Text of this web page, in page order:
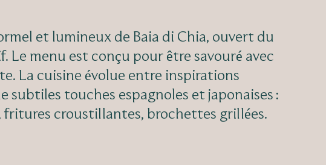
et lumineux de Baia di Chia, ouvert du
Le menu est conçu pour être savouré avec
La cuisine évolue entre inspirations
subtiles touches espagnoles et japonaises :
fritures croustillantes, brochettes grillées.